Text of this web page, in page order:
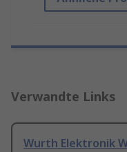
Verwandte Links
Wurth Elektronik